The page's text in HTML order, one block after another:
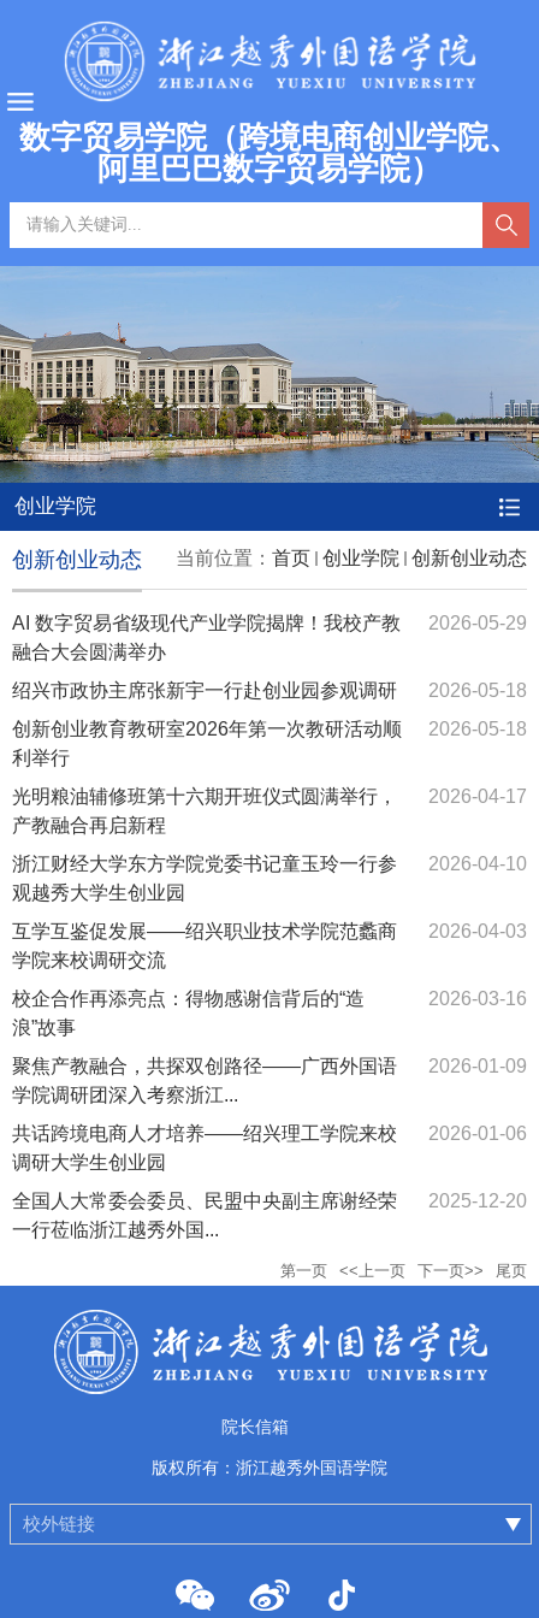
数字贸易学院（跨境电商创业学院、
阿里巴巴数字贸易学院）
创业学院
当前位置： 首页 创业学院 创新创业动态
创新创业动态
AI 数字贸易省级现代产业学院揭牌！我校产教
融合大会圆满举办
2026-05-29
绍兴市政协主席张新宇一行赴创业园参观调研
2026-05-18
创新创业教育教研室2026年第一次教研活动顺
利举行
2026-05-18
光明粮油辅修班第十六期开班仪式圆满举行，
产教融合再启新程
2026-04-17
浙江财经大学东方学院党委书记童玉玲一行参
观越秀大学生创业园
2026-04-10
互学互鉴促发展——绍兴职业技术学院范蠡商
学院来校调研交流
2026-04-03
校企合作再添亮点：得物感谢信背后的“造
浪”故事
2026-03-16
聚焦产教融合，共探双创路径——广西外国语
学院调研团深入考察浙江...
2026-01-09
共话跨境电商人才培养——绍兴理工学院来校
调研大学生创业园
2026-01-06
全国人大常委会委员、民盟中央副主席谢经荣
一行莅临浙江越秀外国...
2025-12-20
第一页 <<上一页 下一页>> 尾页
院长信箱
版权所有：浙江越秀外国语学院
校外链接